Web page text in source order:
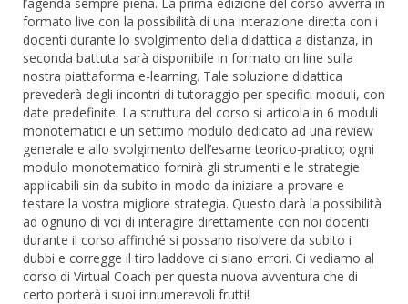
formato live con la possibilità di una interazione diretta con i
docenti durante lo svolgimento della didattica a distanza, in
seconda battuta sarà disponibile in formato on line sulla
nostra piattaforma e-learning. Tale soluzione didattica
prevederà degli incontri di tutoraggio per specifici moduli, con
date predefinite. La struttura del corso si articola in 6 moduli
monotematici e un settimo modulo dedicato ad una review
generale e allo svolgimento dell’esame teorico-pratico; ogni
modulo monotematico fornirà gli strumenti e le strategie
applicabili sin da subito in modo da iniziare a provare e
testare la vostra migliore strategia. Questo darà la possibilità
ad ognuno di voi di interagire direttamente con noi docenti
durante il corso affinché si possano risolvere da subito i
dubbi e corregge il tiro laddove ci siano errori. Ci vediamo al
corso di Virtual Coach per questa nuova avventura che di
certo porterà i suoi innumerevoli frutti!